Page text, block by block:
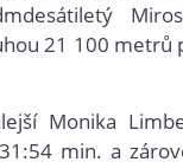
21 100 metrů
Monika
min. a